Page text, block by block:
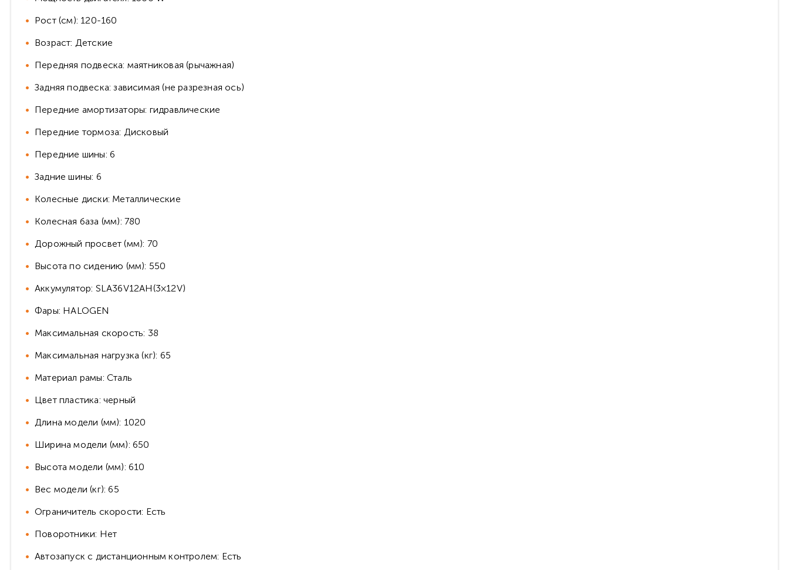
Рост (см): 120-160
Возраст: Детские
Передняя подвеска: маятниковая (рычажная)
Задняя подвеска: зависимая (не разрезная ось)
Передние амортизаторы: гидравлические
Передние тормоза: Дисковый
Передние шины: 6
Задние шины: 6
Колесные диски: Металлические
Колесная база (мм): 780
Дорожный просвет (мм): 70
Высота по сидению (мм): 550
Аккумулятор: SLA36V12AH(3×12V)
Фары: HALOGEN
Максимальная скорость: 38
Максимальная нагрузка (кг): 65
Материал рамы: Сталь
Цвет пластика: черный
Длина модели (мм): 1020
Ширина модели (мм): 650
Высота модели (мм): 610
Вес модели (кг): 65
Ограничитель скорости: Есть
Поворотники: Нет
Автозапуск с дистанционным контролем: Есть